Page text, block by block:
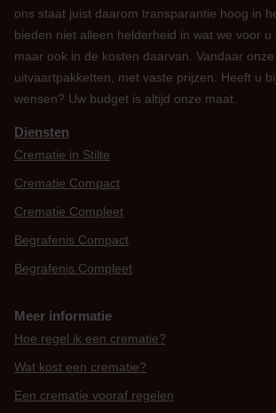
ons staat juist daarom transparantie hoog in
bieden niet alleen helderheid in wat we voor u
maar ook in de kosten daarvan. Vandaar onze
uitvaartpakketten, met vaste prijzen. Heeft u
wensen? Uw budget is altijd onze maat.
Diensten
Crematie in Stilte
Crematie Compact
Crematie Compleet
Begrafenis Compact
Begrafenis Compleet
Meer informatie
Hoe regel ik een crematie?
Wat kost een crematie?
Een crematie vooraf regelen